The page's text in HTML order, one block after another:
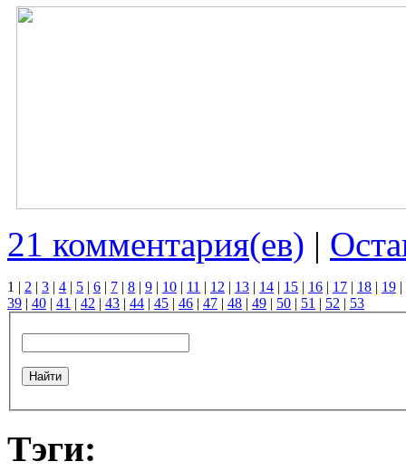
21 комментария(ев) |
1 | 2 | 3 | 4 | 5 | 6 | 7 | 8 | 9 | 10 | 11 | 12 | 13 | 14 | 15 | 16 | 17 | 18 | 19 |
39 | 40 | 41 | 42 | 43 | 44 | 45 | 46 | 47 | 48 | 49 | 50 | 51 | 52 | 53
Тэги: